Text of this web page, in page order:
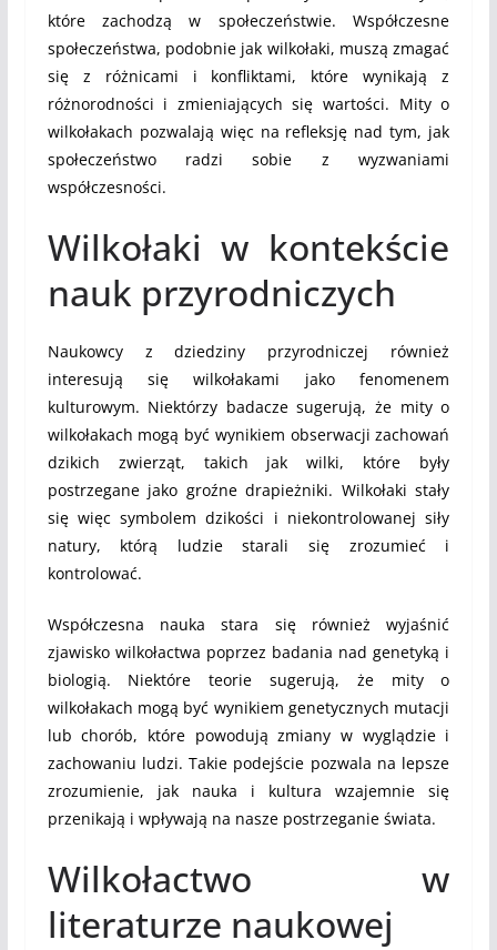
które zachodzą w społeczeństwie. Współczesne
społeczeństwa, podobnie jak wilkołaki, muszą zmagać
się z różnicami i konfliktami, które wynikają z
różnorodności i zmieniających się wartości. Mity o
wilkołakach pozwalają więc na refleksję nad tym, jak
społeczeństwo radzi sobie z wyzwaniami
współczesności.
Wilkołaki w kontekście
nauk przyrodniczych
Naukowcy z dziedziny przyrodniczej również
interesują się wilkołakami jako fenomenem
kulturowym. Niektórzy badacze sugerują, że mity o
wilkołakach mogą być wynikiem obserwacji zachowań
dzikich zwierząt, takich jak wilki, które były
postrzegane jako groźne drapieżniki. Wilkołaki stały
się więc symbolem dzikości i niekontrolowanej siły
natury, którą ludzie starali się zrozumieć i
kontrolować.
Współczesna nauka stara się również wyjaśnić
zjawisko wilkołactwa poprzez badania nad genetyką i
biologią. Niektóre teorie sugerują, że mity o
wilkołakach mogą być wynikiem genetycznych mutacji
lub chorób, które powodują zmiany w wyglądzie i
zachowaniu ludzi. Takie podejście pozwala na lepsze
zrozumienie, jak nauka i kultura wzajemnie się
przenikają i wpływają na nasze postrzeganie świata.
Wilkołactwo w
literaturze naukowej